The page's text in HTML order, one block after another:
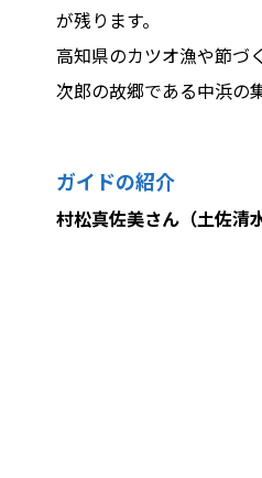
が残ります。
高知県のカツオ漁や節づ
次郎の故郷である中浜の
ガイドの紹介
村松真佐美さん（土佐清